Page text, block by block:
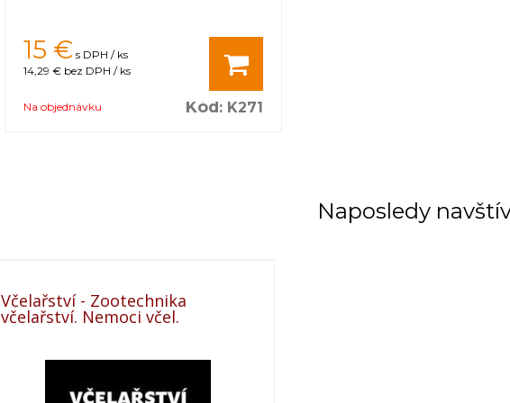
15 € s DPH / ks
14,29 € bez DPH / ks
Na objednávku Kód: K271
Naposledy
Včelařství - Zootechnika
včelařství. Nemoci včel.